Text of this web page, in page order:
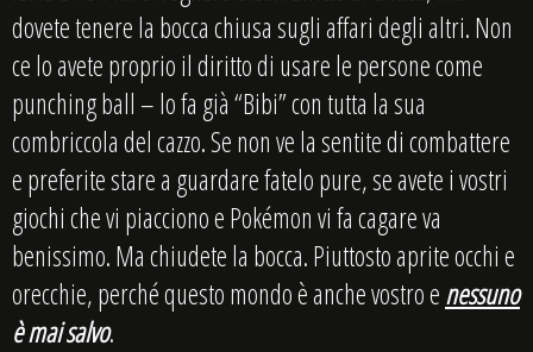
dovete tenere la bocca chiusa sugli affari degli altri. Non
ce lo avete proprio il diritto di usare le persone come
punching ball – lo fa già “Bibi” con tutta la sua
combriccola del cazzo. Se non ve la sentite di combattere
e preferite stare a guardare fatelo pure, se avete i vostri
giochi che vi piacciono e Pokémon vi fa cagare va
benissimo. Ma chiudete la bocca. Piuttosto aprite occhi e
orecchie, perché questo mondo è anche vostro enessuno
è mai salvo.